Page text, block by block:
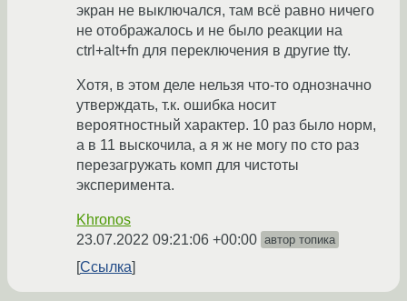
экран не выключался, там всё равно ничего
не отображалось и не было реакции на
ctrl+alt+fn для переключения в другие tty.
Хотя, в этом деле нельзя что-то однозначно
утверждать, т.к. ошибка носит
вероятностный характер. 10 раз было норм,
а в 11 выскочила, а я ж не могу по сто раз
перезагружать комп для чистоты
эксперимента.
Khronos
23.07.2022 09:21:06 +00:00 автор топика
Ссылка